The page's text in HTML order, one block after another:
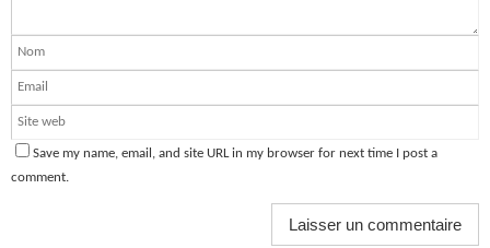
Save my name, email, and site URL in my browser for next time I post a
comment.